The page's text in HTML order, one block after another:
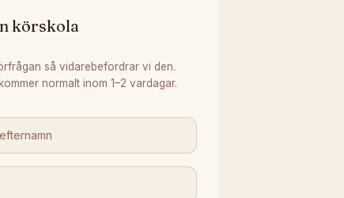
körskola
så vidarebefordrar vi den.
normalt inom 1–2 vardagar.